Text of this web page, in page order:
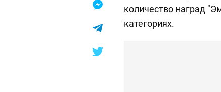
количество наград
категориях.